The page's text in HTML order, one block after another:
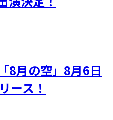
月の空」8月6日
ース！